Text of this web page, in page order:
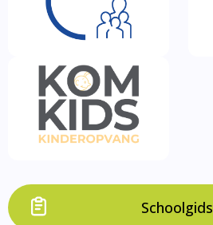
Schoolgids